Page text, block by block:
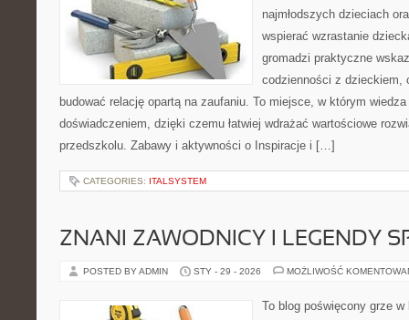
najmłodszych dzieciach
wspierać wzrastanie
gromadzi praktyczne
codzienności z dzieckiem,
budować relację opartą na zaufaniu. To miejsce, w którym
doświadczeniem, dzięki czemu łatwiej wdrażać wartościowe
przedszkolu. Zabawy i aktywności o Inspiracje i […]
CATEGORIES: ITALSYSTEM
ZNANI ZAWODNICY I LEGENDY
POSTED BY ADMIN STY - 29 - 2026 MOŻLIWOŚĆ
To blog poświęcony grze